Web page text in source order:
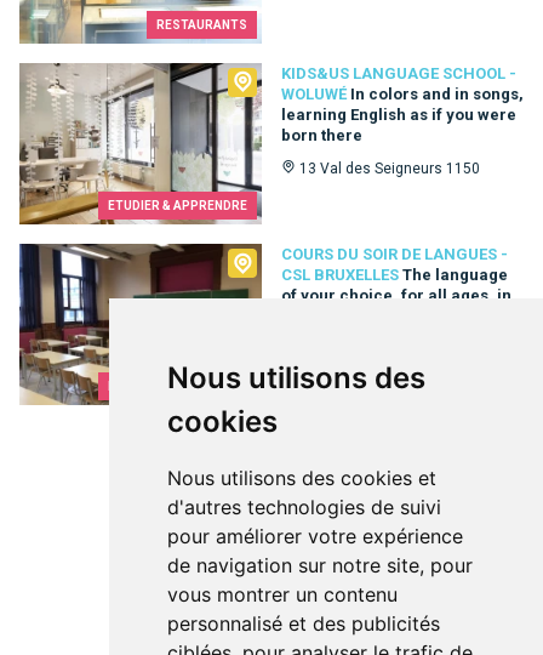
Nous utilisons des
cookies
Nous utilisons des cookies et
d'autres technologies de suivi
pour améliorer votre expérience
de navigation sur notre site, pour
vous montrer un contenu
personnalisé et des publicités
RESTAURANTS
ETUDIER & APPRENDRE
KIDS&US LANGUAGE SCHOOL -
WOLUWÉ In colors and in songs,
learning English as if you were
born there
13 Val des Seigneurs 1150
Kids&Us language school - Woluwé
ETUDIER & APPRENDRE
COURS DU SOIR DE LANGUES -
CSL BRUXELLES The language
of your choice, for all ages, in
Cours du Soir de Langues - CSL Bruxelles